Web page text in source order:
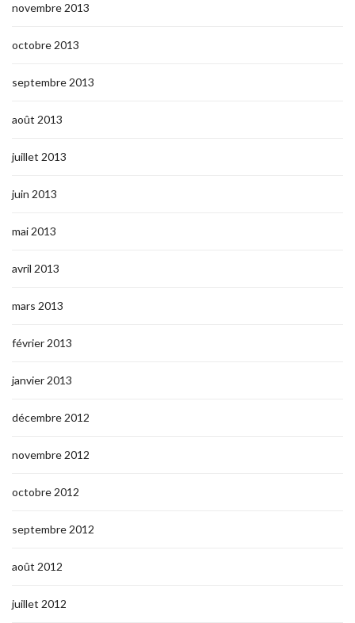
novembre 2013
octobre 2013
septembre 2013
août 2013
juillet 2013
juin 2013
mai 2013
avril 2013
mars 2013
février 2013
janvier 2013
décembre 2012
novembre 2012
octobre 2012
septembre 2012
août 2012
juillet 2012